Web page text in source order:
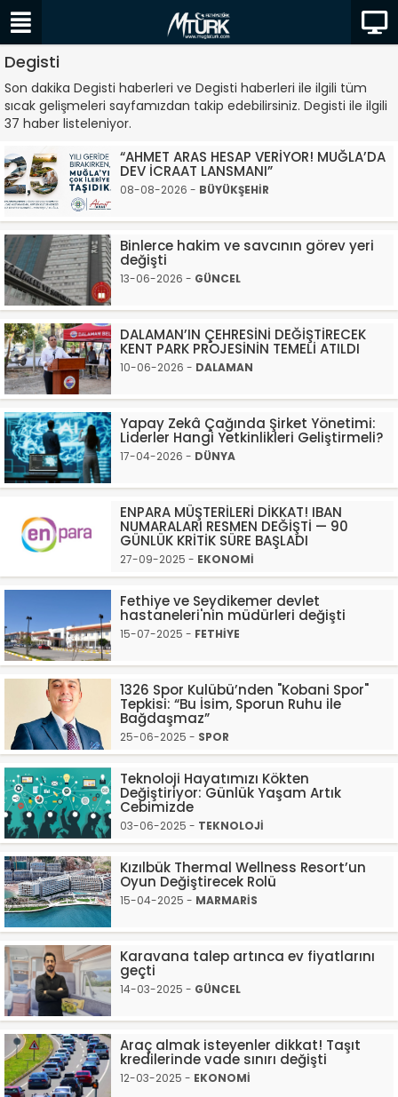
Degisti
Son dakika Degisti haberleri ve Degisti haberleri ile ilgili tüm
sıcak gelişmeleri sayfamızdan takip edebilirsiniz. Degisti ile ilgili
37 haber listeleniyor.
“AHMET ARAS HESAP VERİYOR! MUĞLA’DA
DEV İCRAAT LANSMANI”
08-08-2026 - BÜYÜKŞEHİR
Binlerce hakim ve savcının görev yeri
değişti
13-06-2026 - GÜNCEL
DALAMAN’IN ÇEHRESİNİ DEĞİŞTİRECEK
KENT PARK PROJESİNİN TEMELİ ATILDI
10-06-2026 - DALAMAN
Yapay Zekâ Çağında Şirket Yönetimi:
Liderler Hangi Yetkinlikleri Geliştirmeli?
17-04-2026 - DÜNYA
ENPARA MÜŞTERİLERİ DİKKAT! IBAN
NUMARALARI RESMEN DEĞİŞTİ — 90
GÜNLÜK KRİTİK SÜRE BAŞLADI
27-09-2025 - EKONOMİ
Fethiye ve Seydikemer devlet
hastaneleri'nin müdürleri değişti
15-07-2025 - FETHİYE
1326 Spor Kulübü’nden "Kobani Spor"
Tepkisi: “Bu İsim, Sporun Ruhu ile
Bağdaşmaz”
25-06-2025 - SPOR
Teknoloji Hayatımızı Kökten
Değiştiriyor: Günlük Yaşam Artık
Cebimizde
03-06-2025 - TEKNOLOJİ
Kızılbük Thermal Wellness Resort’un
Oyun Değiştirecek Rolü
15-04-2025 - MARMARİS
Karavana talep artınca ev fiyatlarını
geçti
14-03-2025 - GÜNCEL
Araç almak isteyenler dikkat! Taşıt
kredilerinde vade sınırı değişti
12-03-2025 - EKONOMİ